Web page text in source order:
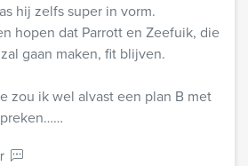
hij zelfs super in vorm.
hopen dat Parrott en Zeefuik, die
gaan maken, fit blijven.
zou ik wel alvast een plan B met